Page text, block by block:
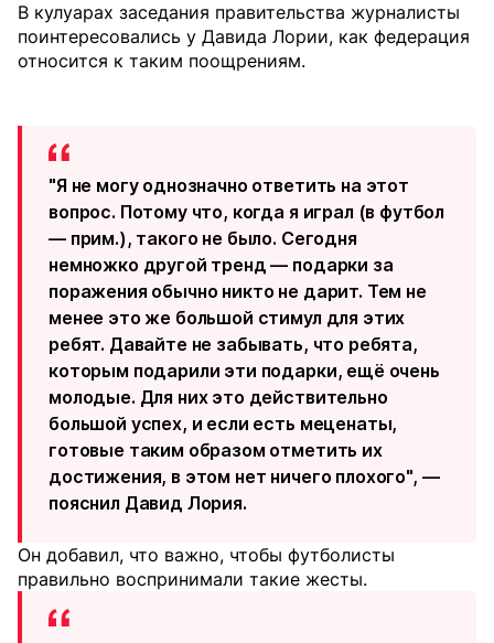
В кулуарах заседания правительства журналисты
поинтересовались у Давида Лории, как федерация
относится к таким поощрениям.
"Я не могу однозначно ответить на этот
вопрос. Потому что, когда я играл (в футбол
— прим.), такого не было. Сегодня
немножко другой тренд — подарки за
поражения обычно никто не дарит. Тем не
менее это же большой стимул для этих
ребят. Давайте не забывать, что ребята,
которым подарили эти подарки, ещё очень
молодые. Для них это действительно
большой успех, и если есть меценаты,
готовые таким образом отметить их
достижения, в этом нет ничего плохого", —
пояснил Давид Лория.
Он добавил, что важно, чтобы футболисты
правильно воспринимали такие жесты.